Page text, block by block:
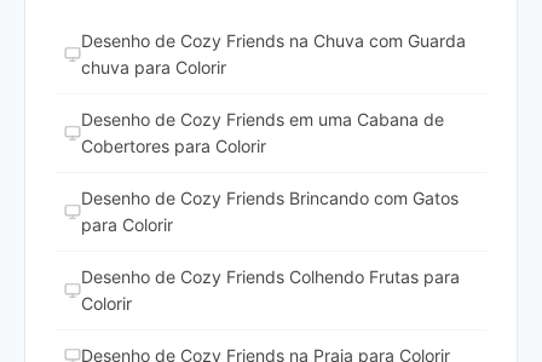
Desenho de Cozy Friends na Chuva com Guarda
chuva para Colorir
Desenho de Cozy Friends em uma Cabana de
Cobertores para Colorir
Desenho de Cozy Friends Brincando com Gatos
para Colorir
Desenho de Cozy Friends Colhendo Frutas para
Colorir
Desenho de Cozy Friends na Praia para Colorir